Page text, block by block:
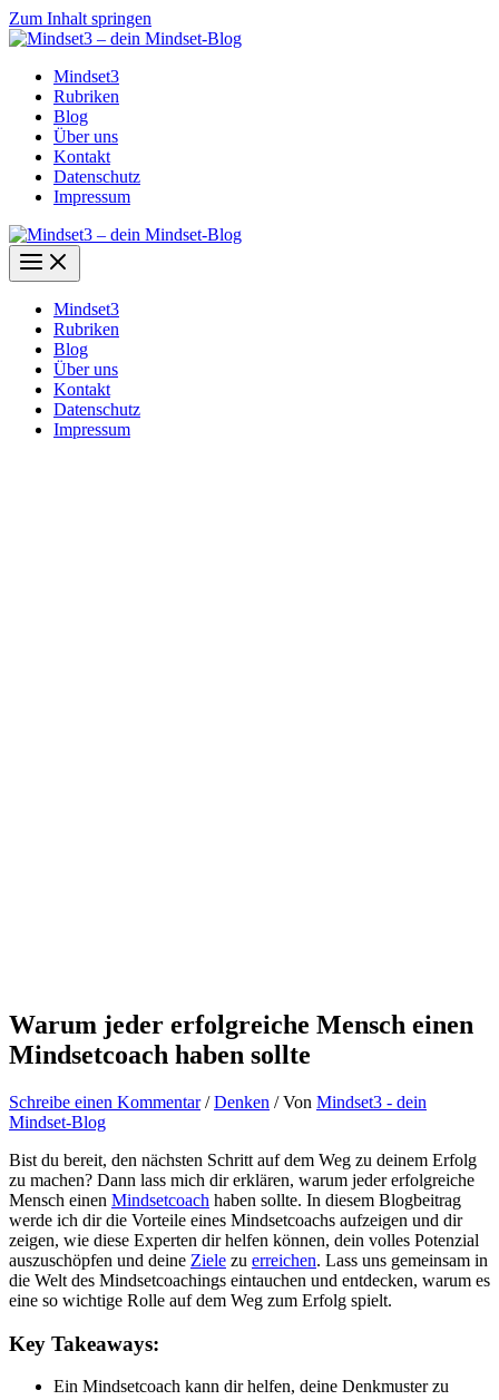
Zum Inhalt springen
Mindset3
Rubriken
Blog
Über uns
Kontakt
Datenschutz
Impressum
Mindset3
Rubriken
Blog
Über uns
Kontakt
Datenschutz
Impressum
Warum jeder erfolgreiche Mensch einen
Mindsetcoach haben sollte
Schreibe einen Kommentar /Denken / Von Mindset3 - dein
Mindset-Blog
Bist du bereit, den nächsten Schritt auf dem Weg zu deinem Erfolg
zu machen? Dann lass mich dir erklären, warum jeder erfolgreiche
Mensch einen Mindsetcoach haben sollte. In diesem Blogbeitrag
werde ich dir die Vorteile eines Mindsetcoachs aufzeigen und dir
zeigen, wie diese Experten dir helfen können, dein volles Potenzial
auszuschöpfen und deine Ziele zu erreichen. Lass uns gemeinsam in
die Welt des Mindsetcoachings eintauchen und entdecken, warum es
eine so wichtige Rolle auf dem Weg zum Erfolg spielt.
Key Takeaways:
Ein Mindsetcoach kann dir helfen, deine Denkmuster zu